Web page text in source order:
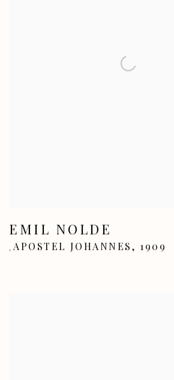
EMIL NOLDE
, APOSTEL JOHANNES, 1909